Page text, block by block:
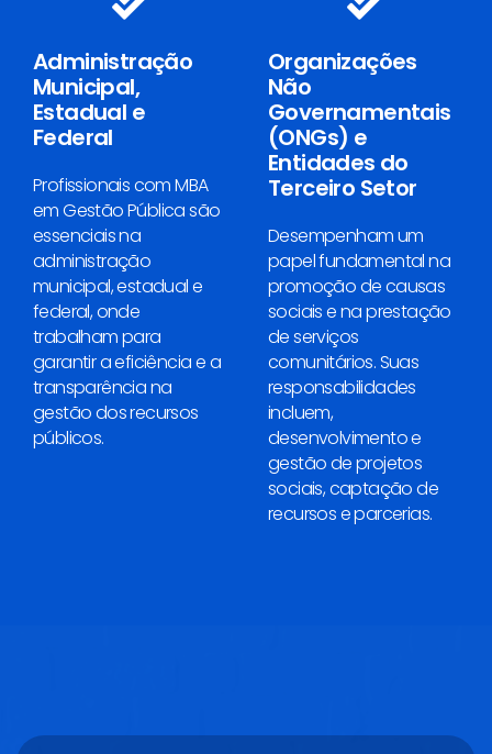
Administração
Municipal,
Estadual e
Federal
Profissionais com MBA
em Gestão Pública são
essenciais na
administração
municipal, estadual e
federal, onde
trabalham para
garantir a eficiência e a
transparência na
gestão dos recursos
públicos.
Organizações
Não
Governamentais
(ONGs) e
Entidades do
Terceiro Setor
Desempenham um
papel fundamental na
promoção de causas
sociais e na prestação
de serviços
comunitários. Suas
responsabilidades
incluem,
desenvolvimento e
gestão de projetos
sociais, captação de
recursos e parcerias.